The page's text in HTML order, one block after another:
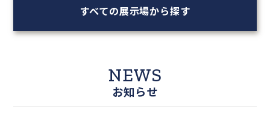
すべての展示場から探す
NEWS
お知らせ